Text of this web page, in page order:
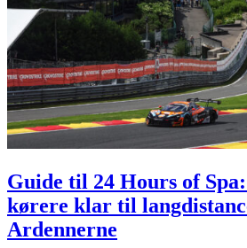
Guide til 24 Hours of
kørere klar til
Ardennerne